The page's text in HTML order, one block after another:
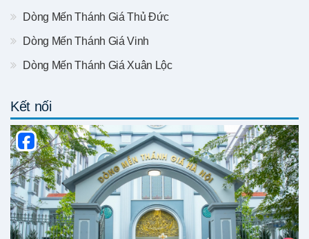
Dòng Mến Thánh Giá Thủ Đức
Dòng Mến Thánh Giá Vinh
Dòng Mến Thánh Giá Xuân Lộc
Kết nối